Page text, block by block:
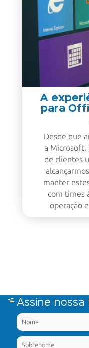
A
para
Desde que
a Microsoft,
de clientes
manter
com times
operação
Assine nossa